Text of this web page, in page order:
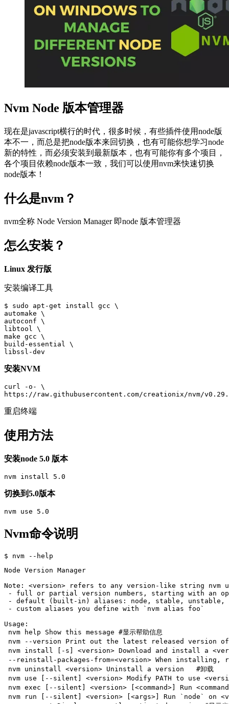
Nvm Node 版本管理器
现在是javascript横行的时代，很多时候，有些插件使用node版
本不一，而总是把node版本来回切换，也有可能你想学习node
新的特性，而必须安装到最新版本，也有可能你有多个项目，
各个项目依赖node版本一致，我们可以使用nvm来快速切换
node版本！
什么是nvm？
nvm全称 Node Version Manager 即node 版本管理器
怎么安装？
Linux 发行版
安装编译工具
$ sudo apt-get install gcc \
automake \
autoconf \
libtool \
make gcc \
build-essential \
安装NVM
curl -o- \
重启终端
使用方法
安装node 5.0 版本
切换到5.0版本
Nvm命令说明
Node Version Manager
Note: <version> refers to any version-like string nvm
- full or partial version numbers, starting with an
- default (built-in) aliases: node, stable, unstable,
- custom aliases you define with `nvm alias foo`
Usage:
nvm help Show this message #显示帮助信息
nvm --version Print out the latest released version of
nvm install [-s] <version> Download and install a
--reinstall-packages-from=<version> When installing,
nvm uninstall <version> Uninstall a version   #卸载
nvm use [--silent] <version> Modify PATH to use
nvm exec [--silent] <version> [<command>] Run
nvm run [--silent] <version> [<args>] Run `node` on